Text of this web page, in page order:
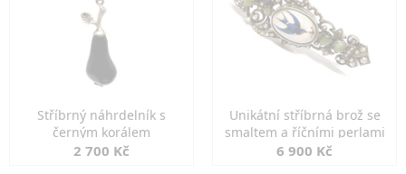
Stříbrný náhrdelník s
černým korálem
2 700 Kč
Unikátní stříbrná brož se
smaltem a říčními perlami
6 900 Kč